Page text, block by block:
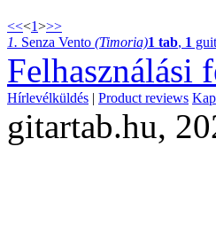
<<<1>>>
1. Senza Vento (Timoria)1 tab, 1
Felhasználási
Hírlevélküldés | Product reviews
gitartab.hu,